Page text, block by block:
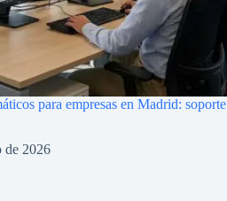
para empresas en Madrid: soporte
de 2026